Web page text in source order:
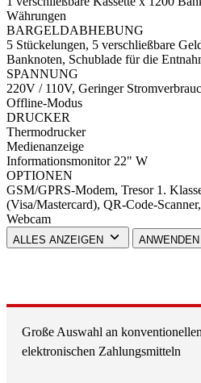
Währungen
BARGELDABHEBUNG
5 Stückelungen, 5 verschließbare
Banknoten, Schublade für die
SPANNUNG
220V / 110V, Geringer
Offline-Modus
DRUCKER
Thermodrucker
Medienanzeige
Informationsmonitor 22" W
OPTIONEN
GSM/GPRS-Modem, Tresor 1.
(Visa/Mastercard), QR-Code-
Webcam
ALLES ANZEIGEN ANWENDEN
Große Auswahl an
elektronischen Zahlungsmitteln